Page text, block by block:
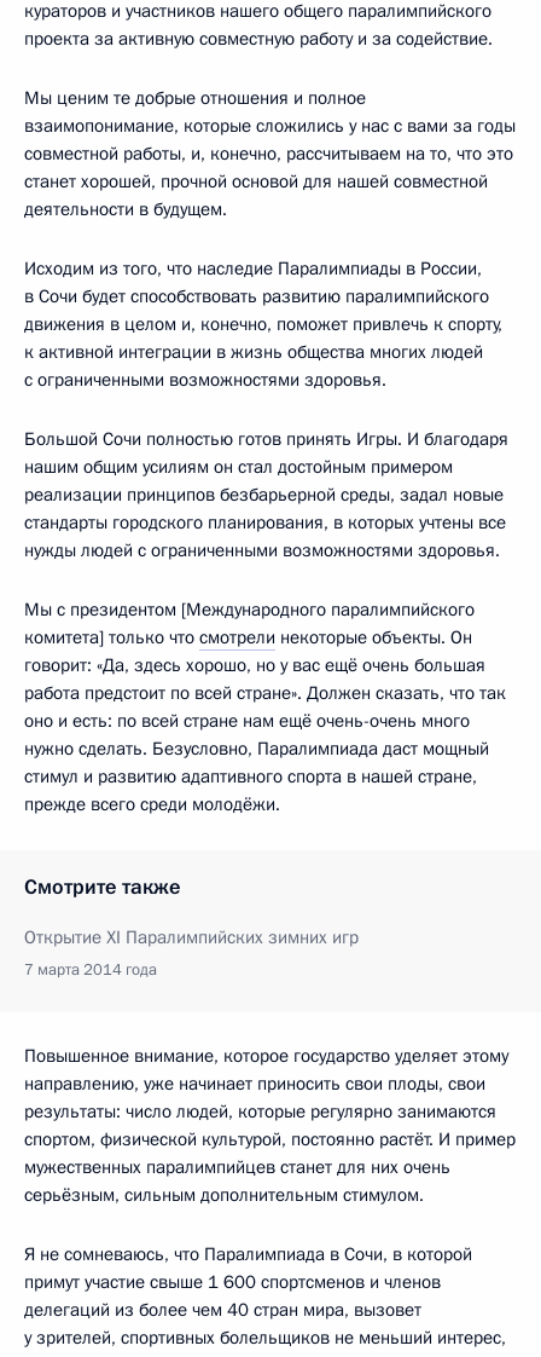
кураторов и участников нашего общего паралимпийского
проекта за активную совместную работу и за содействие.
Мы ценим те добрые отношения и полное
взаимопонимание, которые сложились у нас с вами за годы
совместной работы, и, конечно, рассчитываем на то, что это
станет хорошей, прочной основой для нашей совместной
деятельности в будущем.
Исходим из того, что наследие Паралимпиады в России,
в Сочи будет способствовать развитию паралимпийского
движения в целом и, конечно, поможет привлечь к спорту,
к активной интеграции в жизнь общества многих людей
с ограниченными возможностями здоровья.
Большой Сочи полностью готов принять Игры. И благодаря
нашим общим усилиям он стал достойным примером
реализации принципов безбарьерной среды, задал новые
стандарты городского планирования, в которых учтены все
нужды людей с ограниченными возможностями здоровья.
Мы с президентом [Международного паралимпийского
комитета] только что смотрели некоторые объекты. Он
говорит: «Да, здесь хорошо, но у вас ещё очень большая
работа предстоит по всей стране». Должен сказать, что так
оно и есть: по всей стране нам ещё очень-очень много
нужно сделать. Безусловно, Паралимпиада даст мощный
стимул и развитию адаптивного спорта в нашей стране,
прежде всего среди молодёжи.
Смотрите также
Открытие XI Паралимпийских зимних игр
7 марта 2014 года
Повышенное внимание, которое государство уделяет этому
направлению, уже начинает приносить свои плоды, свои
результаты: число людей, которые регулярно занимаются
спортом, физической культурой, постоянно растёт. И пример
мужественных паралимпийцев станет для них очень
серьёзным, сильным дополнительным стимулом.
Я не сомневаюсь, что Паралимпиада в Сочи, в которой
примут участие свыше 1 600 спортсменов и членов
делегаций из более чем 40 стран мира, вызовет
у зрителей, спортивных болельщиков не меньший интерес,